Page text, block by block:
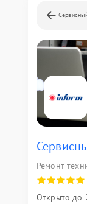
Ремонт
Открыто до